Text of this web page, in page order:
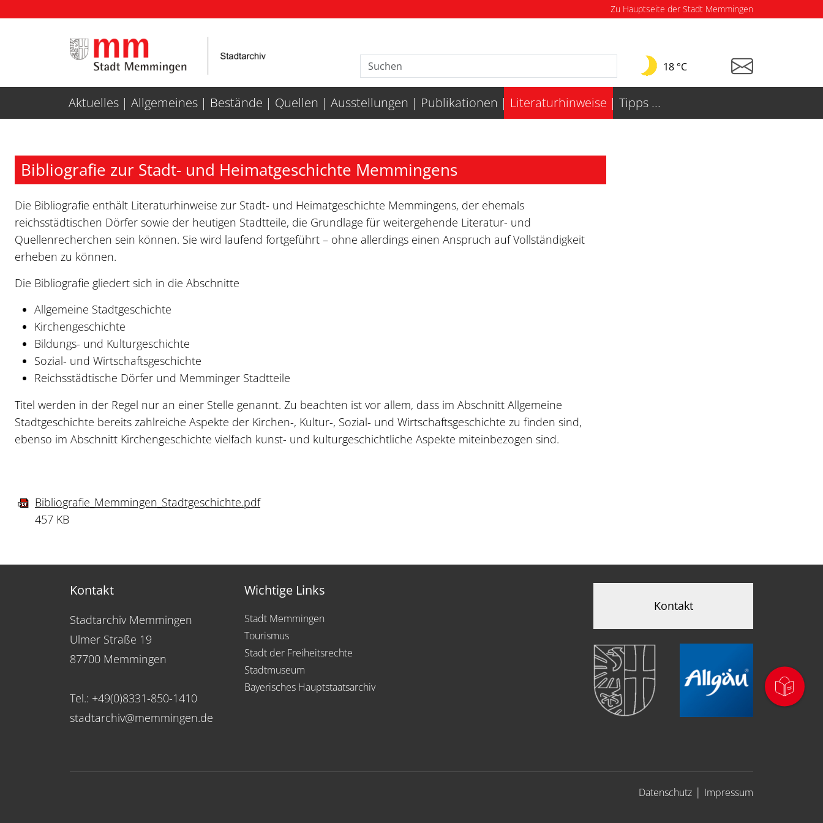
Weiter zur Navigation Weiter zum Inhalt Zu Hauptseite der Stadt Memmingen
18 °C
Aktuelles Allgemeines Bestände Quellen Ausstellungen Publikationen Literaturhinweise Tipps ...
Bibliografie zur Stadt- und Heimatgeschichte Memmingens
Die Bibliografie enthält Literaturhinweise zur Stadt- und Heimatgeschichte Memmingens, der ehemals
reichsstädtischen Dörfer sowie der heutigen Stadtteile, die Grundlage für weitergehende Literatur- und
Quellenrecherchen sein können. Sie wird laufend fortgeführt – ohne allerdings einen Anspruch auf Vollständigkeit
erheben zu können.
Die Bibliografie gliedert sich in die Abschnitte
Allgemeine Stadtgeschichte
Kirchengeschichte
Bildungs- und Kulturgeschichte
Sozial- und Wirtschaftsgeschichte
Reichsstädtische Dörfer und Memminger Stadtteile
Titel werden in der Regel nur an einer Stelle genannt. Zu beachten ist vor allem, dass im Abschnitt Allgemeine
Stadtgeschichte bereits zahlreiche Aspekte der Kirchen-, Kultur-, Sozial- und Wirtschaftsgeschichte zu finden sind,
ebenso im Abschnitt Kirchengeschichte vielfach kunst- und kulturgeschichtliche Aspekte miteinbezogen sind.
Bibliografie_Memmingen_Stadtgeschichte.pdf
457 KB
Kontakt
Stadtarchiv Memmingen
Ulmer Straße 19
87700 Memmingen
Tel.: +49(0)8331-850-1410
stadtarchiv@memmingen.de
Wichtige Links
Stadt Memmingen
Tourismus
Stadt der Freiheitsrechte
Stadtmuseum
Bayerisches Hauptstaatsarchiv
Kontakt
Datenschutz | Impressum